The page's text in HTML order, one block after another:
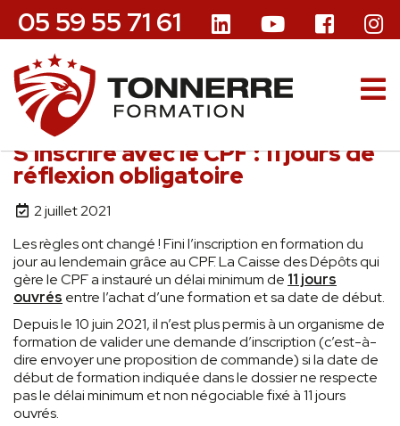
05 59 55 71 61
S’inscrire avec le CPF : 11 jours de
réflexion obligatoire
2 juillet 2021
Les règles ont changé ! Fini l’inscription en formation du
jour au lendemain grâce au CPF. La Caisse des Dépôts qui
gère le CPF a instauré un délai minimum de 11 jours
ouvrés entre l’achat d’une formation et sa date de début.
Depuis le 10 juin 2021, il n’est plus permis à un organisme de
formation de valider une demande d’inscription (c’est-à-
dire envoyer une proposition de commande) si la date de
début de formation indiquée dans le dossier ne respecte
pas le délai minimum et non négociable fixé à 11 jours
ouvrés.